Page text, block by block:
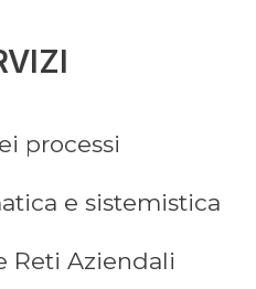
processi
e sistemistica
Reti Aziendali